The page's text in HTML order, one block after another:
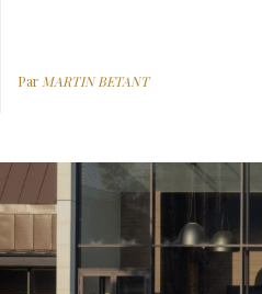
Par MARTIN BETANT